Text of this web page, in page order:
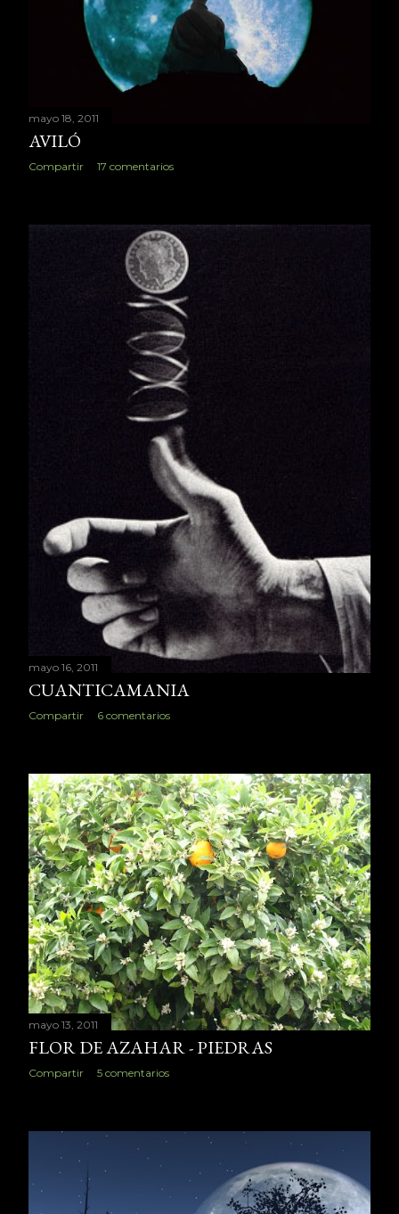
mayo 18, 2011
AVILÓ
Compartir 17 comentarios
mayo 16, 2011
CUANTICAMANIA
Compartir 6 comentarios
mayo 13, 2011
FLOR DE AZAHAR - PIEDRAS
Compartir 5 comentarios